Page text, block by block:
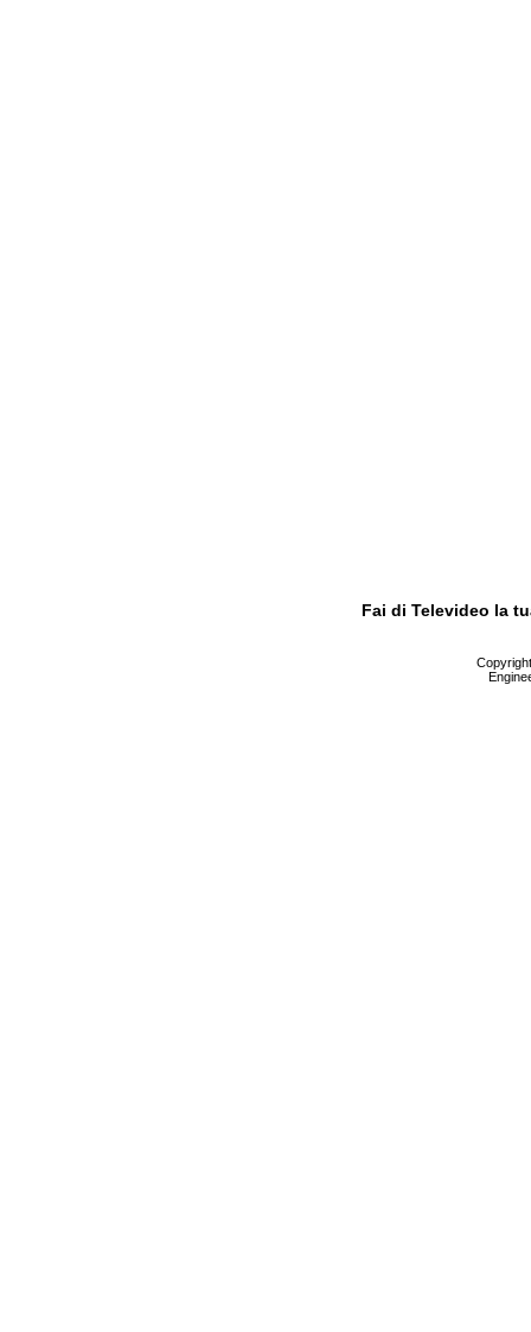
Fai di Televideo la